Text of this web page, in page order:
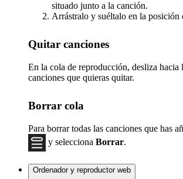
situado junto a la canción.
Arrástralo y suéltalo en la posición
Quitar canciones
En la cola de reproducción, desliza hacia
canciones que quieras quitar.
Borrar cola
Para borrar todas las canciones que has
y selecciona Borrar.
Ordenador y reproductor web